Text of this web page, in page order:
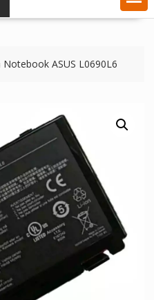
Notebook ASUS L0690L6